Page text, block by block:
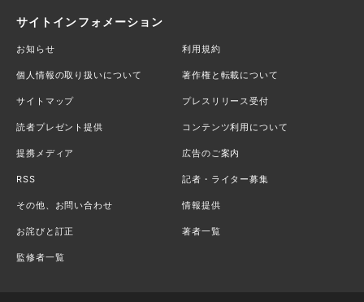
サイトインフォメーション
お知らせ 利用規約
個人情報の取り扱いについて 著作権と転載について
サイトマップ プレスリリース受付
読者プレゼント提供 コンテンツ利用について
提携メディア 広告のご案内
RSS 記者・ライター募集
その他、お問い合わせ 情報提供
お詫びと訂正 著者一覧
監修者一覧